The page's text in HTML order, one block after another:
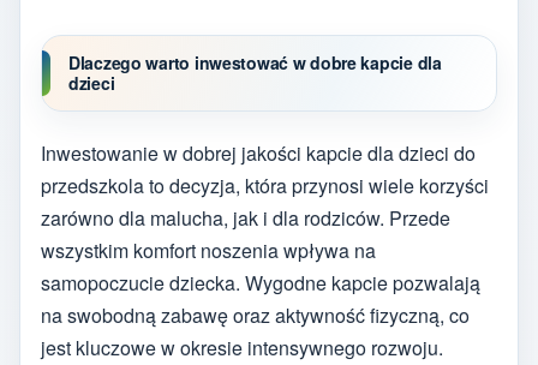
Dlaczego warto inwestować w dobre kapcie dla
dzieci
Inwestowanie w dobrej jakości kapcie dla dzieci do
przedszkola to decyzja, która przynosi wiele korzyści
zarówno dla malucha, jak i dla rodziców. Przede
wszystkim komfort noszenia wpływa na
samopoczucie dziecka. Wygodne kapcie pozwalają
na swobodną zabawę oraz aktywność fizyczną, co
jest kluczowe w okresie intensywnego rozwoju.